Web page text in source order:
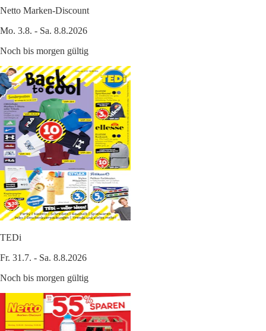
Netto Marken-Discount
Mo. 3.8. - Sa. 8.8.2026
Noch bis morgen gültig
TEDi
Fr. 31.7. - Sa. 8.8.2026
Noch bis morgen gültig